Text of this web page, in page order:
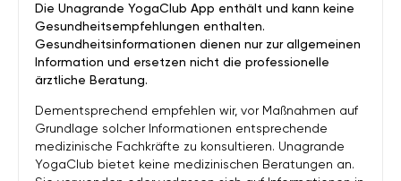
Die Unagrande YogaClub App enthält und kann keine
Gesundheitsempfehlungen enthalten.
Gesundheitsinformationen dienen nur zur allgemeinen
Information und ersetzen nicht die professionelle
ärztliche Beratung.
Dementsprechend empfehlen wir, vor Maßnahmen auf
Grundlage solcher Informationen entsprechende
medizinische Fachkräfte zu konsultieren. Unagrande
YogaClub bietet keine medizinischen Beratungen an.